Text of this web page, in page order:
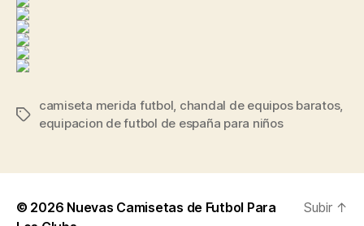
Etiquetas
camiseta merida futbol, chandal de equipos baratos,
equipacion de futbol de españa para niños
© 2026 Nuevas Camisetas de Futbol Para
Subir ↑